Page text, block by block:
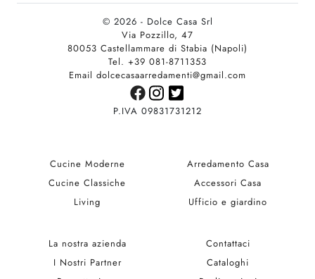
© 2026 - Dolce Casa Srl
Via Pozzillo, 47
80053 Castellammare di Stabia (Napoli)
Tel. +39 081-8711353
Email dolcecasaarredamenti@gmail.com
P.IVA 09831731212
Cucine Moderne
Cucine Classiche
Living
Arredamento Casa
Accessori Casa
Ufficio e giardino
La nostra azienda
I Nostri Partner
Contattaci
Cataloghi